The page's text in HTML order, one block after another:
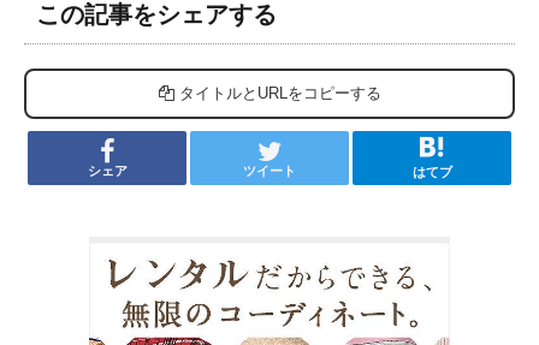
この記事をシェアする
タイトルとURLをコピーする
シェア ツイート はてブ